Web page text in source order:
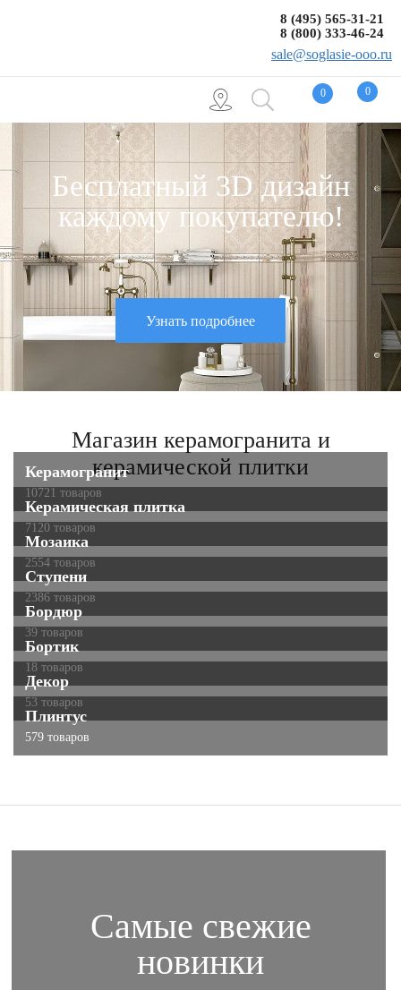
0 0
8 (495) 565-31-21
8 (800) 333-46-24
sale@soglasie-ooo.ru
Бесплатный 3D дизайн
каждому покупателю!
Узнать подробнее
Магазин керамогранита и
керамической плитки
Керамогранит
10721 товаров
Керамическая плитка
7120 товаров
Мозаика
2554 товаров
Ступени
2386 товаров
Бордюр
39 товаров
Бортик
18 товаров
Декор
53 товаров
Плинтус
579 товаров
Самые свежие
новинки